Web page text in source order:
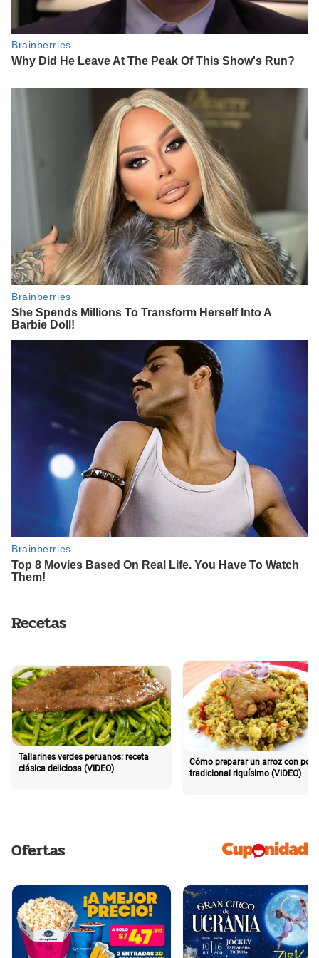
Recetas
Tallarines verdes peruanos: receta
clásica deliciosa (VIDEO)
Cómo preparar un arroz con pollo
tradicional riquísimo (VIDEO)
Ofertas